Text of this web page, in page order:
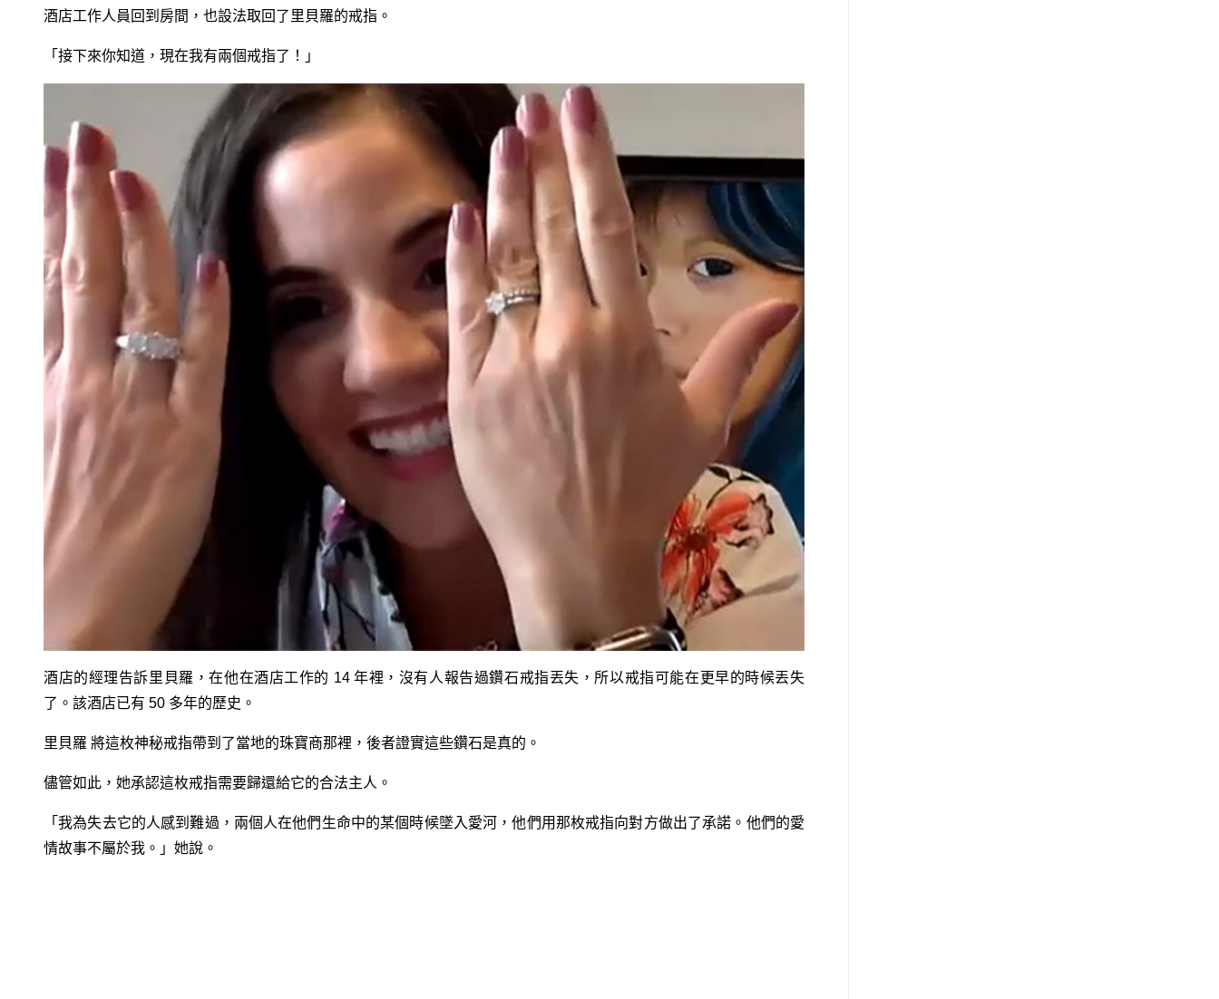
酒店工作人員回到房間，也設法取回了里貝羅的戒指。
「接下來你知道，現在我有兩個戒指了！」
酒店的經理告訴里貝羅，在他在酒店工作的 14 年裡，沒有人報告過鑽石戒指丟失，所以戒指可能在更早的時候丟失
了。該酒店已有 50 多年的歷史。
里貝羅 將這枚神秘戒指帶到了當地的珠寶商那裡，後者證實這些鑽石是真的。
儘管如此，她承認這枚戒指需要歸還給它的合法主人。
「我為失去它的人感到難過，兩個人在他們生命中的某個時候墜入愛河，他們用那枚戒指向對方做出了承諾。他們的愛
情故事不屬於我。」她說。